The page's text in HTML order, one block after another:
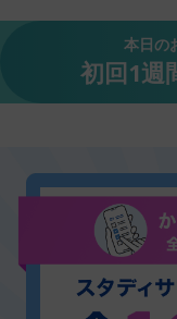
本日の
初回1週